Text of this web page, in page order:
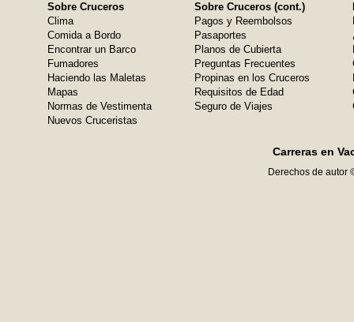
Sobre Cruceros
Clima
Comida a Bordo
Encontrar un Barco
Fumadores
Haciendo las Maletas
Mapas
Normas de Vestimenta
Nuevos Cruceristas
Sobre Cruceros (cont.)
Pagos y Reembolsos
Pasaportes
Planos de Cubierta
Preguntas Frecuentes
Propinas en los Cruceros
Requisitos de Edad
Seguro de Viajes
Carreras en
Derechos de autor